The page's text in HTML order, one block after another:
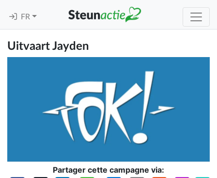
FR
Uitvaart Jayden
Partager cette campagne via: